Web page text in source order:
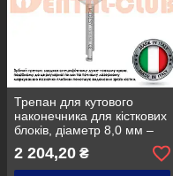
Трепан для кутового
наконечника для кісткових
блоків, діаметр 8,0 мм –
9,0 мм, Medesy 1315/8,0
2 204,20 ₴